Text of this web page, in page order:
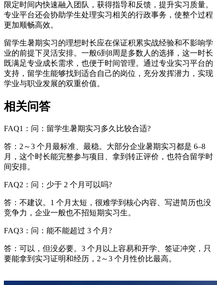
限定时间内快速融入团队，获得指导和反馈，提升实习质量。
专业平台还会协助学生处理实习相关的行政事务，使整个过程
更加顺畅高效。
留学生暑期实习的理想时长应在保证积累实战经验和不影响学
业的前提下灵活安排。一般6到8周是多数人的选择，这一时长
既满足专业成长需求，也便于时间管理。通过专业实习平台的
支持，留学生能够找到适合自己的岗位，充分发挥潜力，实现
学业与职业发展的双重价值。
相关问答
FAQ1：问：留学生暑期实习多久比较合适?
答：2～3 个月最标准、最稳。大部分企业暑期实习都是 6–8
月，这个时长能完整参与项目、拿到转正评价，也符合留学时
间安排。
FAQ2：问：少于 2 个月可以吗?
答：不建议。1 个月太短，很难学到核心内容、写进简历也没
竞争力，企业一般也不招短期实习生。
FAQ3：问：能不能超过 3 个月?
答：可以，但没必要。3 个月以上容易和开学、签证冲突，只
要能拿到实习证明和经历，2～3 个月性价比最高。